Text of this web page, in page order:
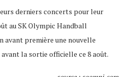
derniers concerts pour leur
au SK Olympic Handball
avant première une nouvelle
la sortie officielle ce 8 août.